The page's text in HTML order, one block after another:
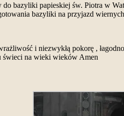
bazyliki papieskiej św. Piotra w
bazyliki na przyjazd
i niezwykłą pokorę ,
świeci na wieki wieków Amen